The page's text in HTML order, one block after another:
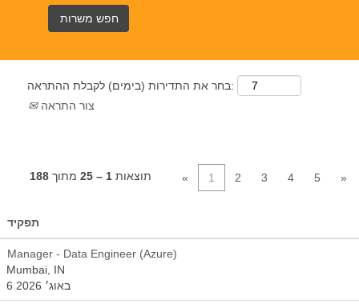
בחר את התדירות (בימים) לקבלת ההתראה:
צור התראה
תוצאות 1 – 25 מתוך 188 « 1 2 3 4 5 »
תפקיד
Manager - Data Engineer (Azure)
Mumbai, IN
6 באוג׳ 2026